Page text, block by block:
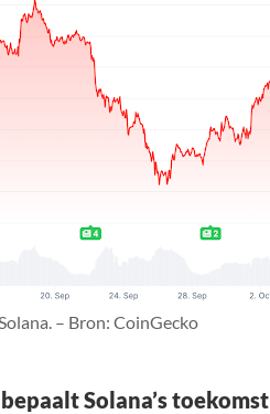
– Bron: CoinGecko
Solana’s toekomst